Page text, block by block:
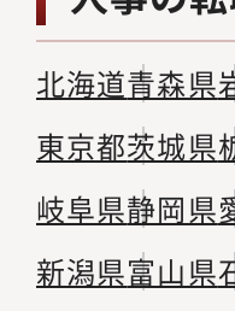
北海道青森県
東京都茨城県
岐阜県静岡県
新潟県富山県